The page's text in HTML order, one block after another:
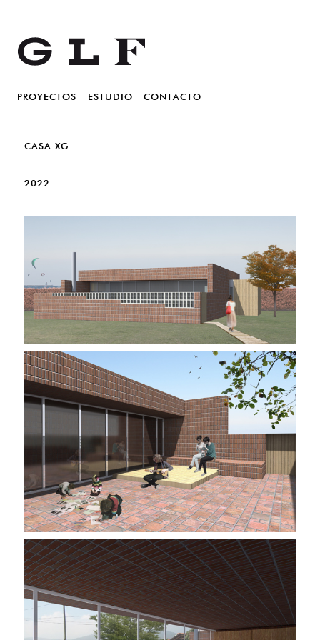
GLF
Gil Lago Fidalgo Arquitectos
Main menu
Skip to primary content
Skip to secondary content
PROYECTOS ESTUDIO CONTACTO
CASA XG
-
2022